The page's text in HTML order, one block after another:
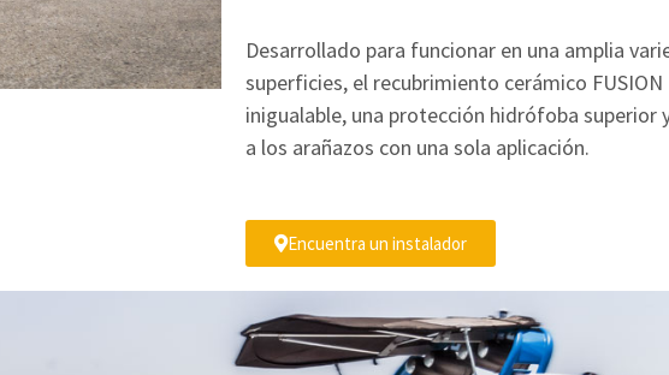
Desarrollado para funcionar en una amplia
superficies, el recubrimiento cerámico
inigualable, una protección hidrófoba superior
a los arañazos con una sola aplicación.
Encuentra un instalador